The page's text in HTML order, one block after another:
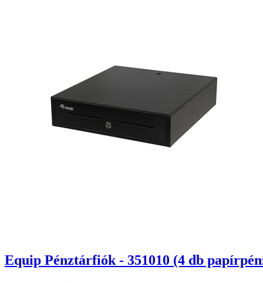
Equip Pénztárfiók - 351010 (4 db